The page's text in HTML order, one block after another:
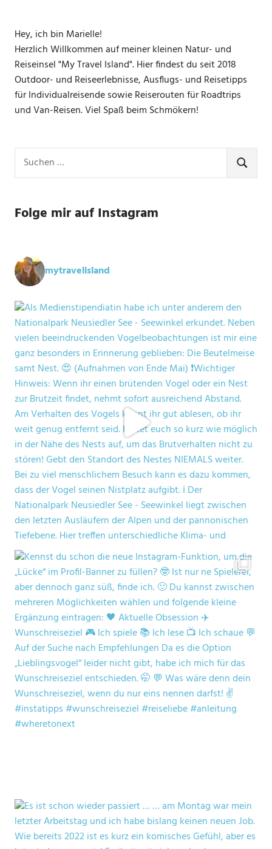
Hey, ich bin Marielle!
Herzlich Willkommen auf meiner kleinen Natur- und
Reiseinsel "My Travel Island". Hier findest du seit 2018
Outdoor- und Reiseerlebnisse, Ausflugs- und Reisetipps
für Individualreisende sowie Reiserouten für Roadtrips
und Van-Reisen. Viel Spaß beim Schmökern!
nach:
SUCHEN
Folge mir auf Instagram
mytravelisland